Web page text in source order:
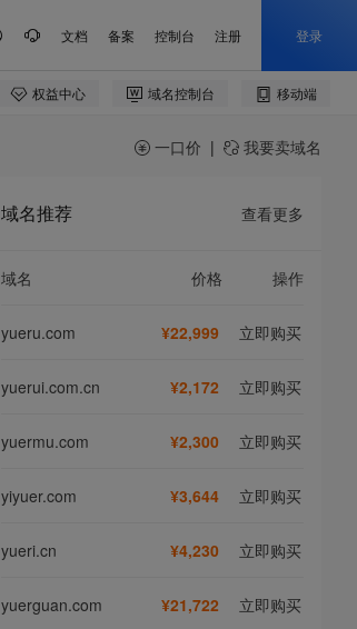
一口价 | 我要卖域名
域名推荐 查看更多
域名 价格 操作
yueru.com ¥22,999 立即购买
yuerui.com.cn ¥2,172 立即购买
yuermu.com ¥2,300 立即购买
yiyuer.com ¥3,644 立即购买
yueri.cn ¥4,230 立即购买
yuerguan.com ¥21,722 立即购买